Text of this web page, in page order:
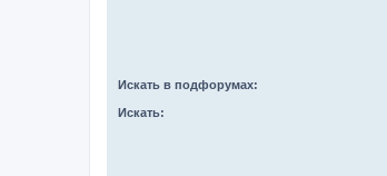
Искать в подфорумах:
Искать: